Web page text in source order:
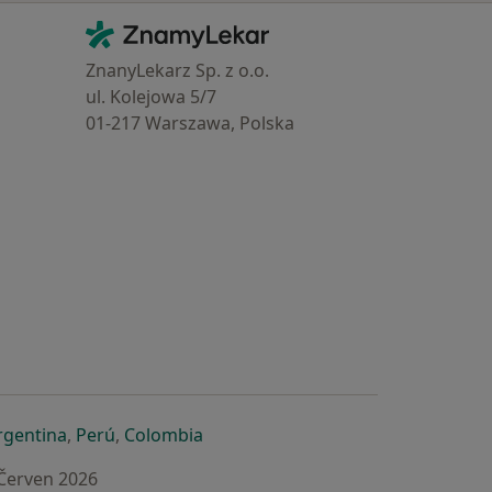
Kontakt
ZnamyLekar - Hlavní stránka
ZnanyLekarz Sp. z o.o.
ul. Kolejowa 5/7
01-217 Warszawa, Polska
záložce
nové záložce
v nové záložce
se otevře v nové záložce
, Perúse otevře v nové záložce
, Colombiase otevře v nové záložce
2026